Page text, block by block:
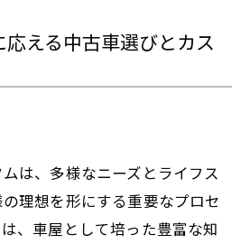
える中古車選びとカス
は、多様なニーズとライフス
理想を形にする重要なプロセ
、車屋として培った豊富な知